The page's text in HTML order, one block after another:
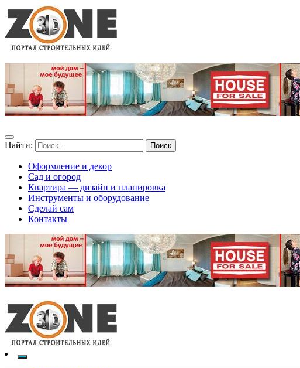
Найти:
Оформление и декор
Сад и огород
Квартира — дизайн и планировка
Инструменты и оборудование
Сделай сам
Контакты